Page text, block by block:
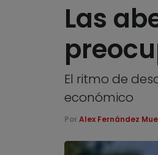
Las
El ritmo de
económico
Por Alex Fernández